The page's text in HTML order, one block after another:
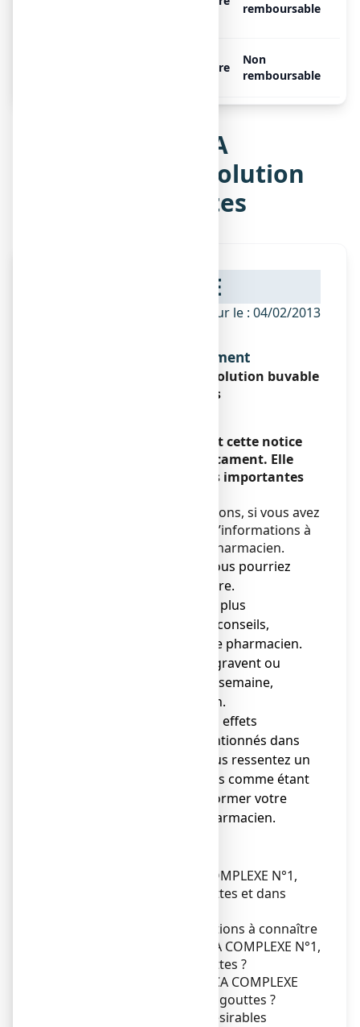
remboursable
Libre
Non
remboursable
Notice de ARNICA
COMPLEXE N°1, solution
buvable en gouttes
NOTICE
ANSM - Mis à jour le : 04/02/2013
Dénomination du médicament
ARNICA COMPLEXE N°1, solution buvable
en gouttes
Veuillez lire attentivement cette notice
avant de prendre ce médicament. Elle
contient des informations importantes
Si vous avez d’autres questions, si vous avez
un doute, demandez plus d’informations à
votre médecin ou à votre pharmacien.
● Gardez cette notice, vous pourriez
avoir besoin de la relire.
● Si vous avez besoin de plus
d'informations et de conseils,
adressez-vous à votre pharmacien.
● Si les symptômes s'aggravent ou
persistent après une semaine,
consultez un médecin.
● Si vous remarquez des effets
indésirables non mentionnés dans
cette notice, ou si vous ressentez un
des effets mentionnés comme étant
grave, veuillez en informer votre
médecin ou votre pharmacien.
1. Qu'est-ce que ARNICA COMPLEXE N°1,
solution buvable en gouttes et dans
2. Quelles sont les informations à connaître
avant de prendre ARNICA COMPLEXE N°1,
solution buvable en gouttes ?
3. Comment prendre ARNICA COMPLEXE
N°1, solution buvable en gouttes ?
4. Quels sont les effets indésirables